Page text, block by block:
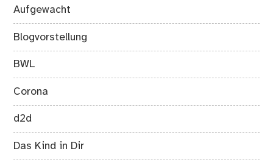
Aufgewacht
Blogvorstellung
BWL
Corona
d2d
Das Kind in Dir